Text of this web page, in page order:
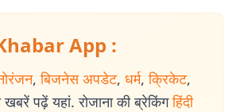
App :
, बिजनेस अपडेट, धर्म, क्रिकेट,
खबरें पढ़ें यहां. रोजाना की ब्रेकिंग हिंदी